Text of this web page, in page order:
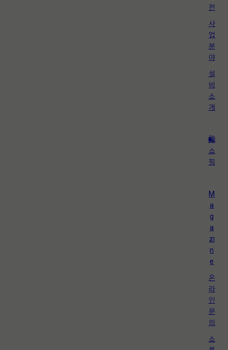
전
사
업
분
야
설
비
소
개
🛍️
쇼
핑
M
a
g
a
zi
n
e
온
라
인
문
의
쇼